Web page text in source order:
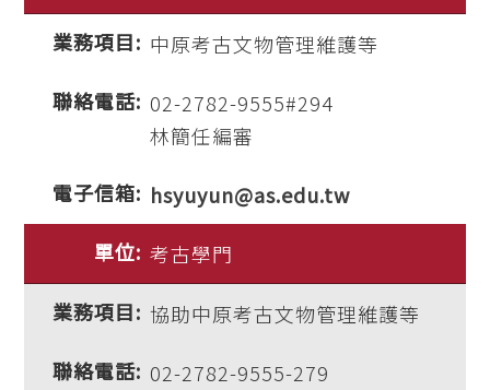
中原考古文物管理維護等
02-2782-9555#294
林簡任編審
hsyuyun@as.edu.tw
考古學門
協助中原考古文物管理維護等
02-2782-9555-279